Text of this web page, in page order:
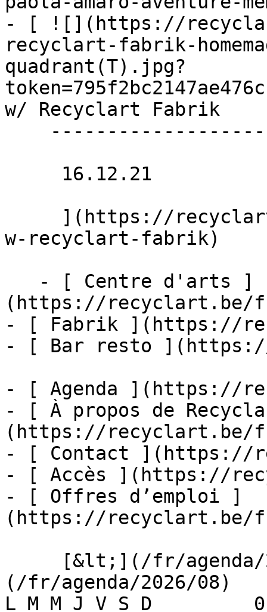
- [ ![](https://
recyclart-fabrik-
quadrant(T).jpg?
w/ Recyclart Fabrik
w-recyclart-fabrik)
(https://recyclart.be/
- [ Fabrik ](https://
- [ Bar resto
- [ Agenda ](https://
- [ À propos de
(https://recyclart.be/
- [ Contact ](https://
- [ Accès ](https://
- [ Offres d’emploi ]
(https://recyclart.be/
(/fr/agenda/2026/08)
L M M J V S D